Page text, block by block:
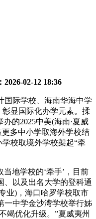
2026-02-12 18:36
际学校、海南华海中学
显国际化办学元素。揉
的2025中美(海南·夏威
多中小学取海外学校结
校取境外学校架起“牵
地学校的‘牵手’，目前
、以及出名大学的登科通
业)，海口哈罗学校取市
一中学金沙湾学校举行姊
竭优化升级。”夏威夷州